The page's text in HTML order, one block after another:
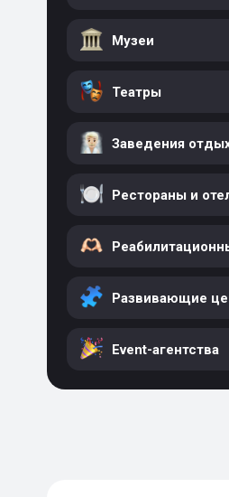
Музеи
Event-агентства
Театры
Заведения
Рестораны и
Развивающие